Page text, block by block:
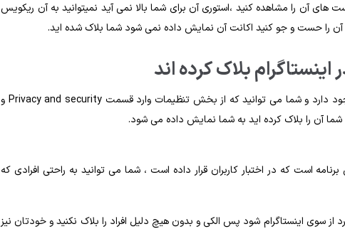
آن را مشاهده کنید ،‌استوری آن برای شما بالا نمی آید نمیتوانید به آن ریکویس
را حست و جو کنید اکانت آن نمایش داده نمی شود شما بلاک شده اید.
بلاک کرده اند
لیستی که نشان دهد شمه چه کسانی را بلاک کرده اید هنوز وجود دارد و شما می توانید که از بخش تنظیمات وارد قسمت Privacy and security و
است که در اختبار کاربران قرار داده است ، شما می توانید به راحتی افرادی که
سوی اینستاگرام شود پس الکی و بدون هیچ دلیل افراد را بلاک نکنید و خودتان نیز